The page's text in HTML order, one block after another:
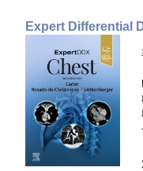
Expert Differential